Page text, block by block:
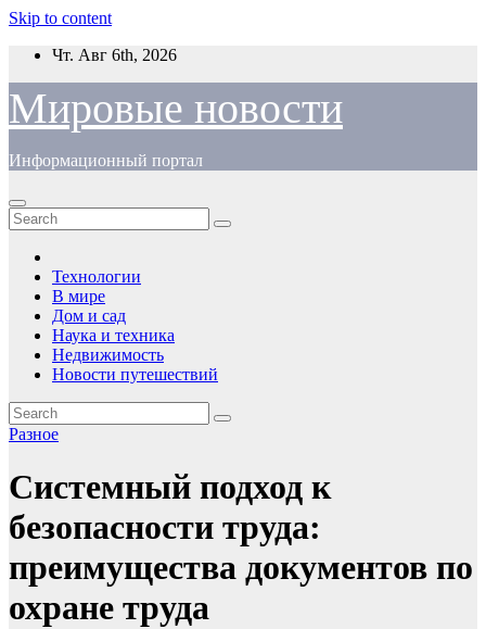
Skip to content
Чт. Авг 6th, 2026
Мировые новости
Информационный портал
Технологии
В мире
Дом и сад
Наука и техника
Недвижимость
Новости путешествий
Разное
Системный подход к
безопасности труда:
преимущества документов по
охране труда